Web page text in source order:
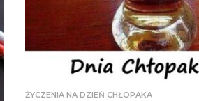
ŻYCZENIA NA DZIEŃ CHŁOPAKA